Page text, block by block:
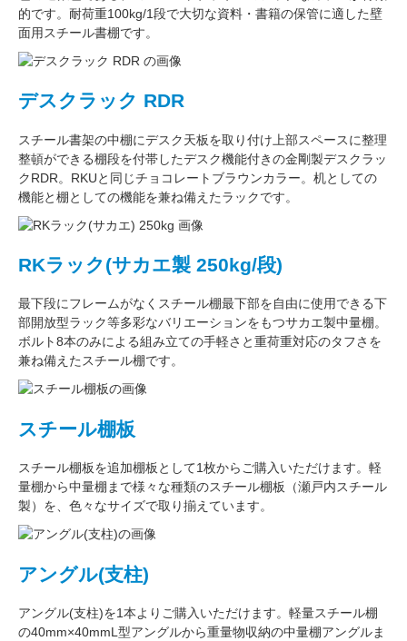
的です。耐荷重100kg/1段で大切な資料・書籍の保管に適した壁
面用スチール書棚です。
デスクラック RDR
スチール書架の中棚にデスク天板を取り付け上部スペースに整理
整頓ができる棚段を付帯したデスク機能付きの金剛製デスクラッ
クRDR。RKUと同じチョコレートブラウンカラー。 机としての
機能と棚としての機能を兼ね備えたラックです。
RKラック(サカエ製 250kg/段)
最下段にフレームがなくスチール棚最下部を自由に使用できる下
部開放型ラック等多彩なバリエーションをもつサカエ製中量棚。
ボルト8本のみによる組み立ての手軽さと重荷重対応のタフさを
兼ね備えたスチール棚です。
スチール棚板
スチール棚板を追加棚板 として1枚からご購入いただけます。軽
量棚から中量棚まで様々な種類のスチール棚板（瀬戸内スチール
製）を、色々なサイズで取り揃えています。
アングル(支柱)
アングル(支柱)を1本よりご購入いただけます。軽量スチール棚
の40mm×40mmL型アングルから重量物収納の中量棚アングルま